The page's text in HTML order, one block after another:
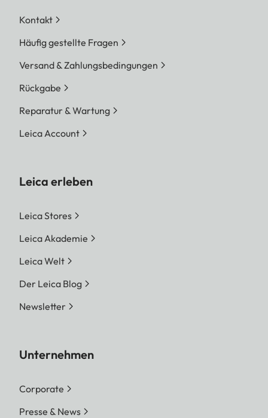
Kontakt
Häufig gestellte Fragen
Versand & Zahlungsbedingungen
Rückgabe
Reparatur & Wartung
Leica Account
Leica erleben
Leica Stores
Leica Akademie
Leica Welt
Der Leica Blog
Newsletter
Unternehmen
Corporate
Presse & News